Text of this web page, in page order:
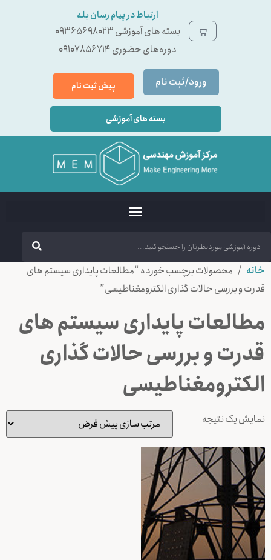
ارتباط در پیام رسان بله
بسته ‌های آموزشی 09365698023
دوره‌های حضوری 09107856714
ورود/ثبت نام پیش ثبت نام
بسته های آموزشی
خانه / محصولات برچسب خورده “مطالعات پایداری سیستم های
قدرت و بررسی حالات گذاری الکترومغناطیسی”
مطالعات پایداری سیستم های
قدرت و بررسی حالات گذاری
الکترومغناطیسی
نمایش یک نتیجه